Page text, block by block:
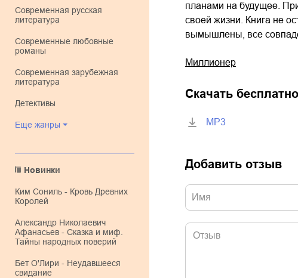
современная русская
литература
современные любовные
романы
современная зарубежная
литература
детективы
Еще жанры
Новинки
Ким Сониль - Кровь Древних
Королей
Александр Николаевич
Афанасьев - Сказка и миф.
Тайны народных поверий
Бет О'Лири - Неудавшееся
свидание
планами на будущее. При
своей жизни. Книга не
вымышлены, все
Миллионер
Скачать
MP3
Добавить отзыв